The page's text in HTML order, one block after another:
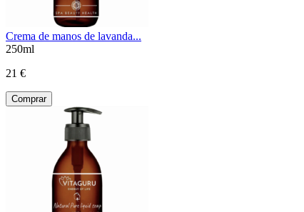
Crema de manos de lavanda...
250ml
21 €
Comprar